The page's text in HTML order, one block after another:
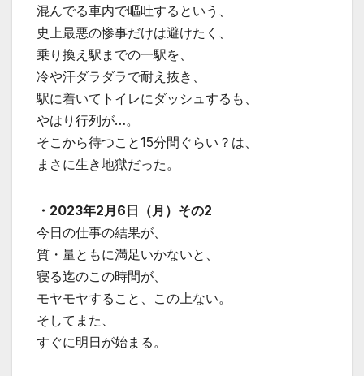
混んでる車内で嘔吐するという、
史上最悪の惨事だけは避けたく、
乗り換え駅までの一駅を、
冷や汗ダラダラで耐え抜き、
駅に着いてトイレにダッシュするも、
やはり行列が…。
そこから待つこと15分間ぐらい？は、
まさに生き地獄だった。
・2023年2月6日（月）その2
今日の仕事の結果が、
質・量ともに満足いかないと、
寝る迄のこの時間が、
モヤモヤすること、この上ない。
そしてまた、
すぐに明日が始まる。